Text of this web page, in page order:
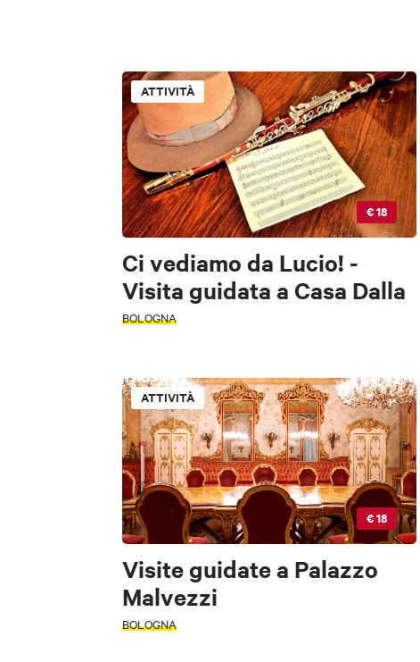
ATTIVITÀ
€ 18
Ci vediamo da Lucio! -
Visita guidata a Casa Dalla
BOLOGNA
ATTIVITÀ
€ 18
Visite guidate a Palazzo
Malvezzi
BOLOGNA
+
−
PERIODO
Seleziona un periodo
TIPOLOGIA
PERIODO
Seleziona un periodo
CERCA